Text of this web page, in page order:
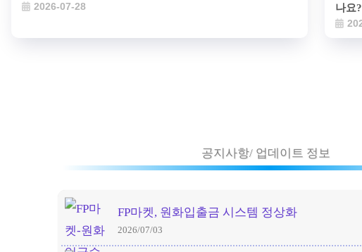
2026-07-28
나요?
공지사항/ 업데이트 정보
FP마켓, 원화입출금 시스템 정상화
2026/07/03